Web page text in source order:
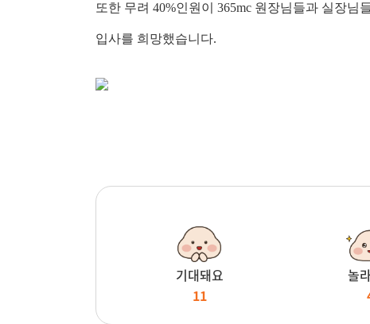
또한 무려 40%인원이 365mc 원장님들과 실장님
입사를 희망했습니다.
기대돼요
11
놀